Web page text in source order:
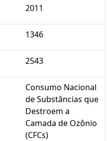
2011
1346
2543
Consumo Nacional
de Substâncias que
Destroem a
Camada de Ozônio
(CFCs)